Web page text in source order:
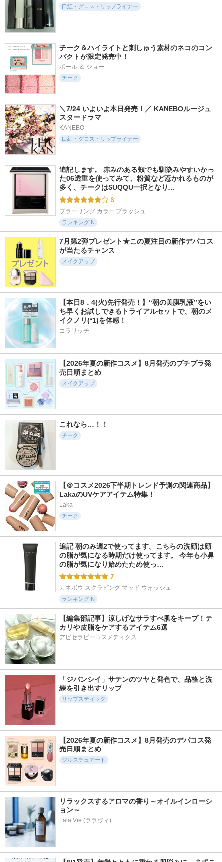
口紅・グロス・リップライナー
チーク＆ハイライトと刺しゅう素材のネコのコン
パクトが限定発売中！
ポール ＆ ジョー
チーク
＼7/24 いよいよ本日発売！／ KANEBOルージュ
スタードラマ
KANEBO
口紅・グロス・リップライナー
追記します。 赤みのある頬でも馴染みやすいかっ
た06透重を使ってみて、粉質など惹かれるものが
多く、チークはSUQQU一択となり…
6
ブラーリング カラー ブラッシュ
ランキングIN
7月第2弾プレゼント★この夏注目の新作デパコス
が当たるチャンス
メイクアップ
【本日8．4(火)先行発売！】“朝の美膜乳液”をい
ち早くお試しできるトライアルセットで、朝のメ
イクノリ(*1)を体感！
コラリッチ
【2026年夏の新作コスメ】8月発売のプチプラ発
売日順まとめ
メイクアップ
これなら…！！
チーク
【＠コスメ2026下半期トレンド予測の関連商品】
LakaのUVケアアイテム特集！
Laka
チーク
追記 朝のみ週2で使ってます。こちらの洗顔は顔
の脂が気になる時期だけ使ってます。 今年も小鼻
の脂が気になり始めたため使っ…
7
カネボウ スクラビング マッド ウォッシュ
ランキングIN
【編集部記事】涼しげなサラすべ肌をキープ！テ
カリや皮脂をケアするアイテム6選
アピセラピーコスメティクス
「ジバンシイ」サテンのツヤと発色で、品格と洗
練を引き出すリップ
リップスティック
【2026年夏の新作コスメ】8月発売のデパコス発
売日順まとめ
ジルスチュアート
リラックスするアロマの香り～オイルインローシ
ョン～
Lala Vie (ララヴィ)